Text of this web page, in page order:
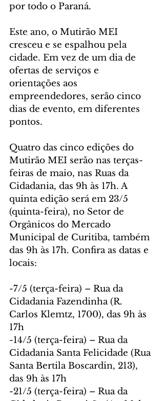
por todo o Paraná.
Este ano, o Mutirão MEI
cresceu e se espalhou pela
cidade. Em vez de um dia de
ofertas de serviços e
orientações aos
empreendedores, serão cinco
dias de evento, em diferentes
pontos.
Quatro das cinco edições do
Mutirão MEI serão nas terças-
feiras de maio, nas Ruas da
Cidadania, das 9h às 17h. A
quinta edição será em 23/5
(quinta-feira), no Setor de
Orgânicos do Mercado
Municipal de Curitiba, também
das 9h às 17h. Confira as datas e
locais:
-7/5 (terça-feira) – Rua da
Cidadania Fazendinha (R.
Carlos Klemtz, 1700), das 9h às
17h
-14/5 (terça-feira) – Rua da
Cidadania Santa Felicidade (Rua
Santa Bertila Boscardin, 213),
das 9h às 17h
-21/5 (terça-feira) – Rua da